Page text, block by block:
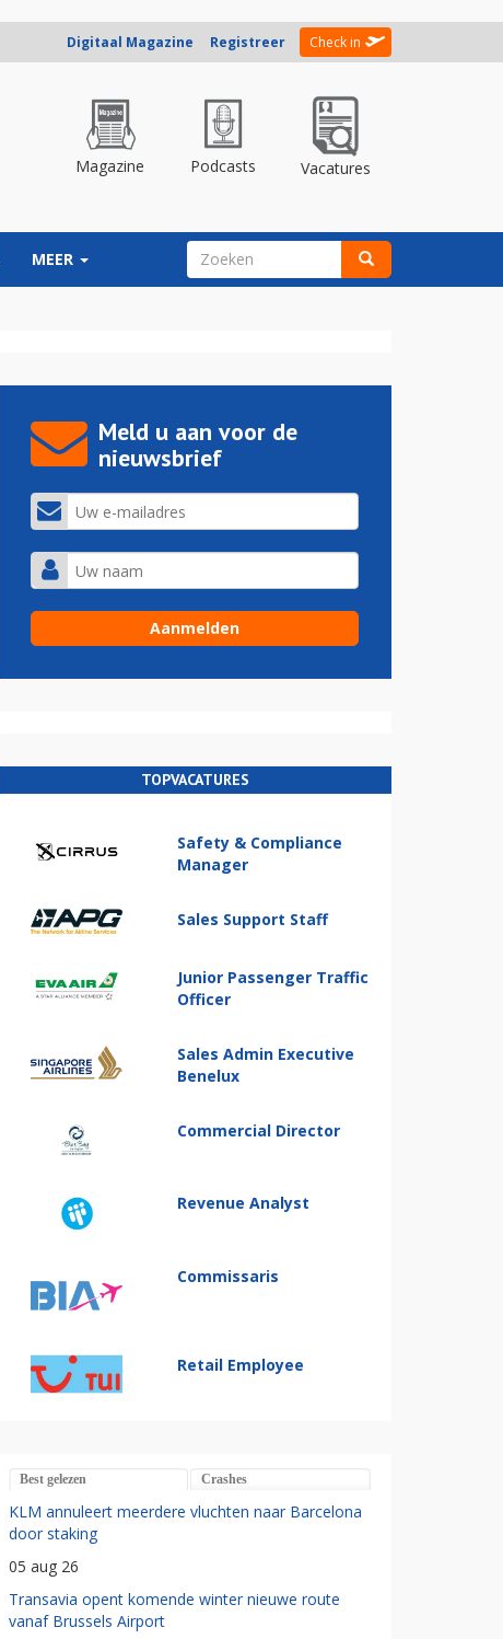
Digitaal Magazine Registreer Check in
Magazine Podcasts Vacatures
MEER ZOEKVELD
Meld u aan voor de
nieuwsbrief
TOPVACATURES
Safety & Compliance
Manager
Sales Support Staff
Junior Passenger Traffic
Officer
Sales Admin Executive
Benelux
Commercial Director
Revenue Analyst
Commissaris
Retail Employee
Best gelezen Crashes
KLM annuleert meerdere vluchten naar Barcelona
door staking
05 aug 26
Transavia opent komende winter nieuwe route
vanaf Brussels Airport